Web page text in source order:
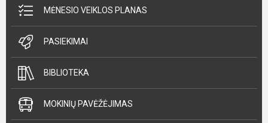
MĖNESIO VEIKLOS PLANAS
PASIEKIMAI
BIBLIOTEKA
MOKINIŲ PAVĖŽĖJIMAS